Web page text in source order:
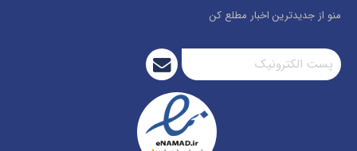
منو از جدیدترین اخبار مطلع کن